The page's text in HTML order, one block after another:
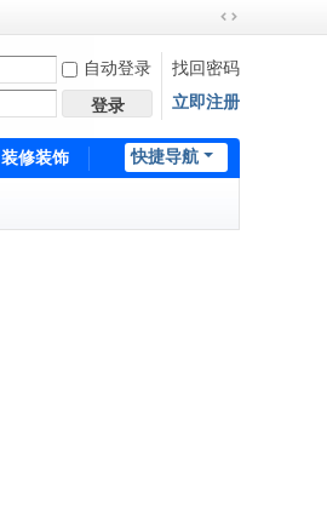
切
换
到
宽
自动登录
找回密码
登录 立即注册
快捷导航
装修装饰